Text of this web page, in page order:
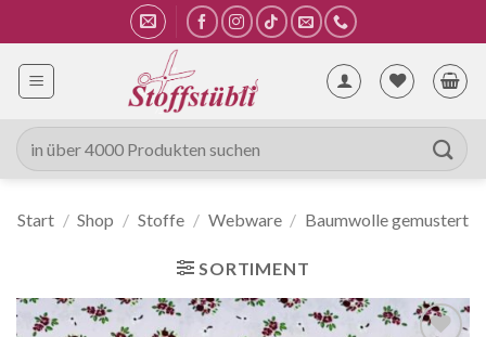
Inhalt
springen
Suche
nach:
Start / Shop / Stoffe / Webware / Baumwolle gemustert
SORTIMENT